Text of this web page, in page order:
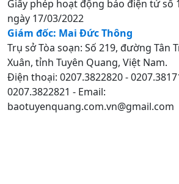
Giấy phép hoạt động báo điện tử số
ngày 17/03/2022
Giám đốc: Mai Đức Thông
Trụ sở Tòa soạn: Số 219, đường Tân
Xuân, tỉnh Tuyên Quang, Việt Nam.
Điện thoại: 0207.3822820 -
0207.3822821 - Email:
baotuyenquang.com.vn@gmail.com